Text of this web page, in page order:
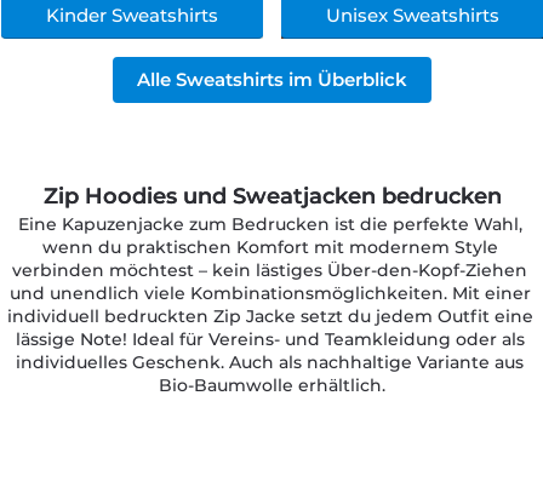
Kinder Sweatshirts Unisex Sweatshirts
Alle Sweatshirts im Überblick
Zip Hoodies und Sweatjacken bedrucken
Eine Kapuzenjacke zum Bedrucken ist die perfekte Wahl,
wenn du praktischen Komfort mit modernem Style
verbinden möchtest – kein lästiges Über-den-Kopf-Ziehen
und unendlich viele Kombinationsmöglichkeiten. Mit einer
individuell bedruckten Zip Jacke setzt du jedem Outfit eine
lässige Note! Ideal für Vereins- und Teamkleidung oder als
individuelles Geschenk. Auch als nachhaltige Variante aus
Bio-Baumwolle erhältlich.